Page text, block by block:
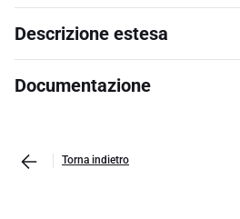
Descrizione estesa
Documentazione
Torna indietro